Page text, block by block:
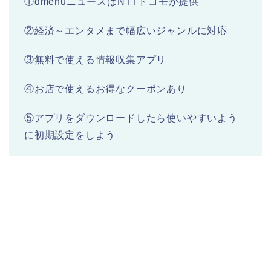
②経済～エンタメまで幅広いジャンルに対応
③無料で使える情報収集アプリ
④お店で使えるお得なクーポンあり
⑤アプリをダウンロードしたら使いやすいよう
に初期設定をしよう